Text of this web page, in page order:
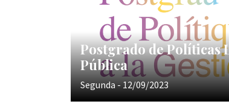
Postgrado de Políticas
Pública
Segunda - 12/09/2023